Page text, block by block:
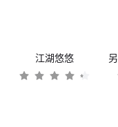
江湖悠悠